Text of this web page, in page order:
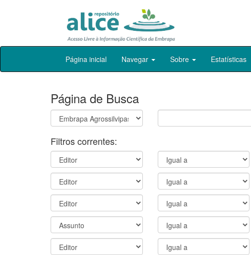
Skip
Página inicial Navegar Sobre Estatísticas
Página de Busca
Filtros correntes: